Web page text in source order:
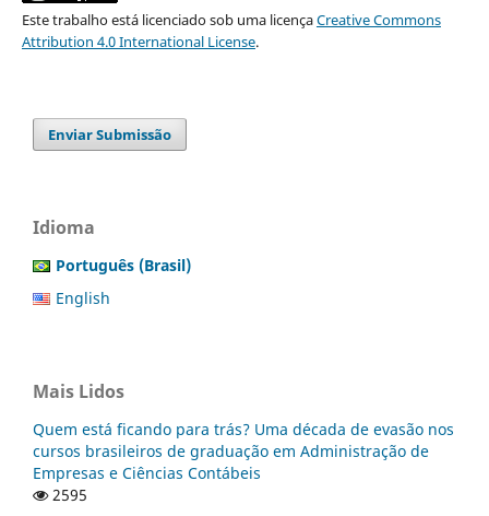
Este trabalho está licenciado sob uma licençaCreative Commons
Attribution 4.0 International License.
Enviar Submissão
Idioma
Português (Brasil)
English
Mais Lidos
Quem está ficando para trás? Uma década de evasão nos
cursos brasileiros de graduação em Administração de
Empresas e Ciências Contábeis
2595